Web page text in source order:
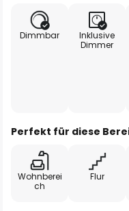
Dimmbar
Inklusive
Dimmer
Perfekt für diese
Wohnberei
ch
Flur